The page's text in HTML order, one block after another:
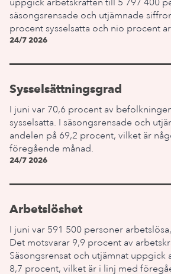
uppgick arbetskraften till 5 797 400
säsongsrensade och utjämnade
procent sysselsatta och nio procent
24/7 2026
Sysselsättningsgrad
I juni var 70,6 procent av
sysselsatta. I säsongsrensade och
andelen på 69,2 procent, vilket är
föregående månad.
24/7 2026
Arbetslöshet
I juni var 591 500 personer
Det motsvarar 9,9 procent av
Säsongsrensat och utjämnat uppgick
8,7 procent, vilket är i linj med